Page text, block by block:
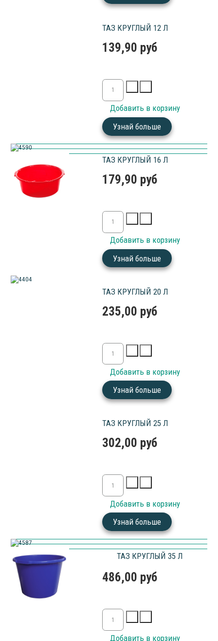
ТАЗ КРУГЛЫЙ 12 Л
139,90 руб
Узнай больше
ТАЗ КРУГЛЫЙ 16 Л
179,90 руб
Узнай больше
ТАЗ КРУГЛЫЙ 20 Л
235,00 руб
Узнай больше
ТАЗ КРУГЛЫЙ 25 Л
302,00 руб
Узнай больше
ТАЗ КРУГЛЫЙ 35 Л
486,00 руб